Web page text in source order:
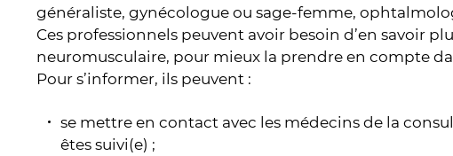
généraliste, gynécologue ou sage-femme,
Ces professionnels peuvent avoir besoin d’en savoir
neuromusculaire, pour mieux la prendre en compte
Pour s’informer, ils peuvent :
se mettre en contact avec les médecins de la
êtes suivi(e) ;